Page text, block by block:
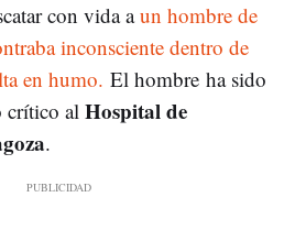
con vida aun hombre de
inconsciente dentro de
en humo. El hombre ha sido
crítico al Hospital de
.